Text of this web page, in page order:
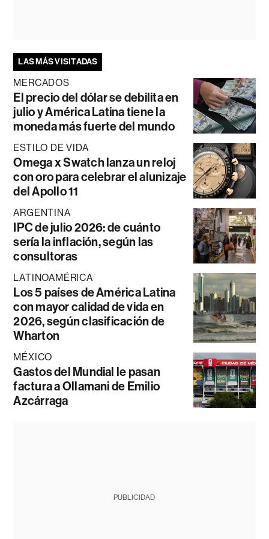
LAS MÁS VISITADAS
MERCADOS
El precio del dólar se debilita en
julio y América Latina tiene la
moneda más fuerte del mundo
ESTILO DE VIDA
Omega x Swatch lanza un reloj
con oro para celebrar el alunizaje
del Apollo 11
ARGENTINA
IPC de julio 2026: de cuánto
sería la inflación, según las
consultoras
LATINOAMÉRICA
Los 5 países de América Latina
con mayor calidad de vida en
2026, según clasificación de
Wharton
MÉXICO
Gastos del Mundial le pasan
factura a Ollamani de Emilio
Azcárraga
PUBLICIDAD